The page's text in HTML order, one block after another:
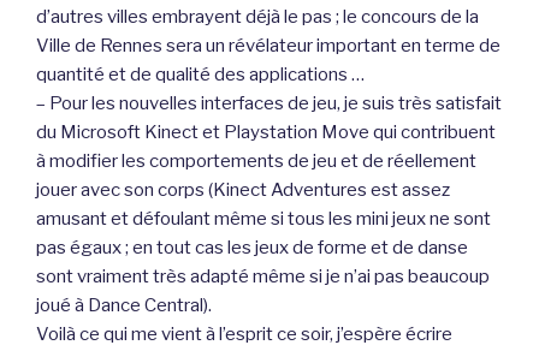
d’autres villes embrayent déjà le pas ; le concours de la
Ville de Rennes sera un révélateur important en terme de
quantité et de qualité des applications …
– Pour les nouvelles interfaces de jeu, je suis très satisfait
du Microsoft Kinect et Playstation Move qui contribuent
à modifier les comportements de jeu et de réellement
jouer avec son corps (Kinect Adventures est assez
amusant et défoulant même si tous les mini jeux ne sont
pas égaux ; en tout cas les jeux de forme et de danse
sont vraiment très adapté même si je n’ai pas beaucoup
joué à Dance Central).
Voilà ce qui me vient à l’esprit ce soir, j’espère écrire